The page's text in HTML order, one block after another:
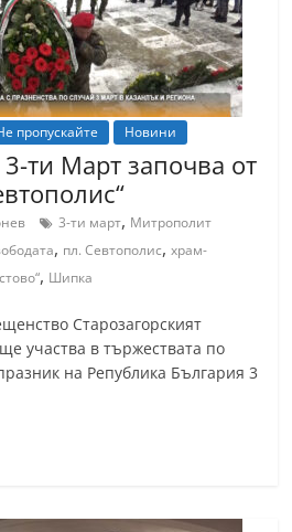
пропускайте Новини
ти Март започва от
3-ти март, Митрополит
, пл. Севтополис,храм-
, Шипка
Старозагорският
участва в тържествата по
на Република България 3